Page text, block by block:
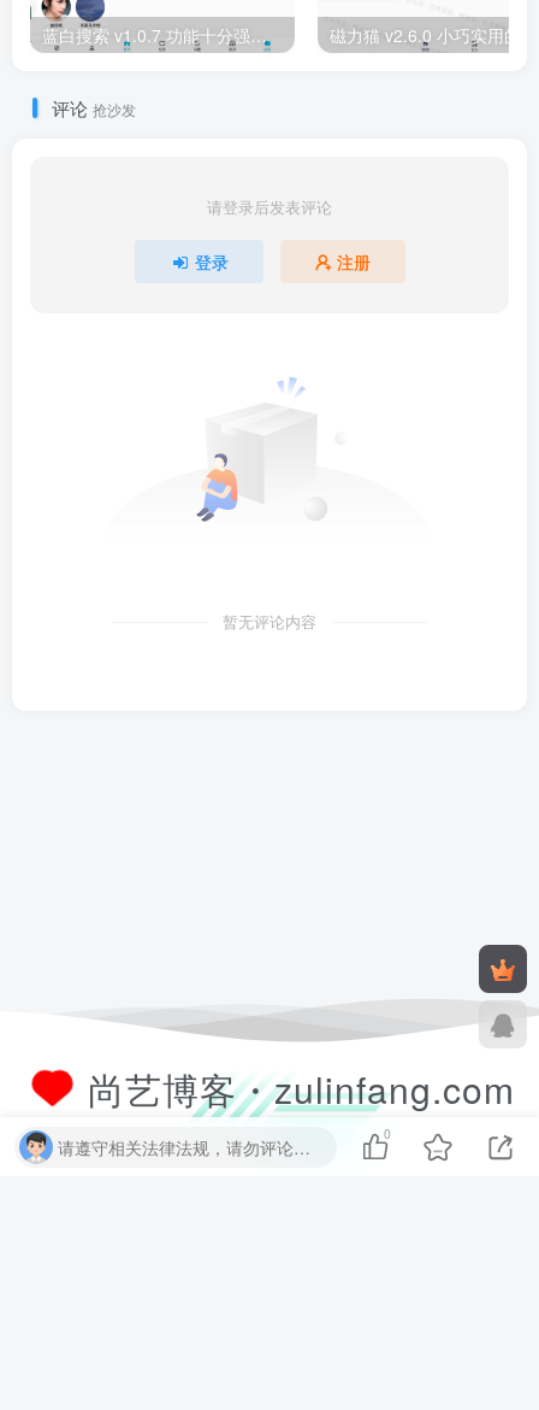
蓝白搜索 v1.0.7 功能十分强大的资源搜索引擎软件，多功能搜索
评论 抢沙发
请登录后发表评论
登录 注册
暂无评论内容
尚艺博客・zulinfang.com
请遵守相关法律法规，请勿评论纯表情、纯数字、纯英文、乱码文字等无用信息，否则关7 天小黑屋！
0